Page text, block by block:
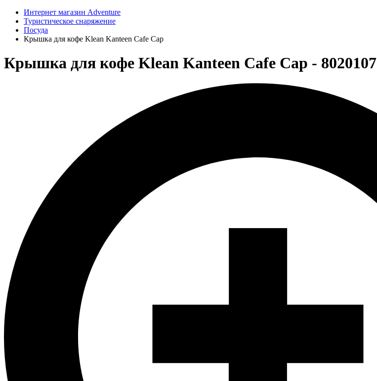
Интернет магазин Adventure
Туристическое снаряжение
Посуда
Крышка для кофе Klean Kanteen Cafe Cap
Крышка для кофе Klean Kanteen Cafe Cap - 8020107